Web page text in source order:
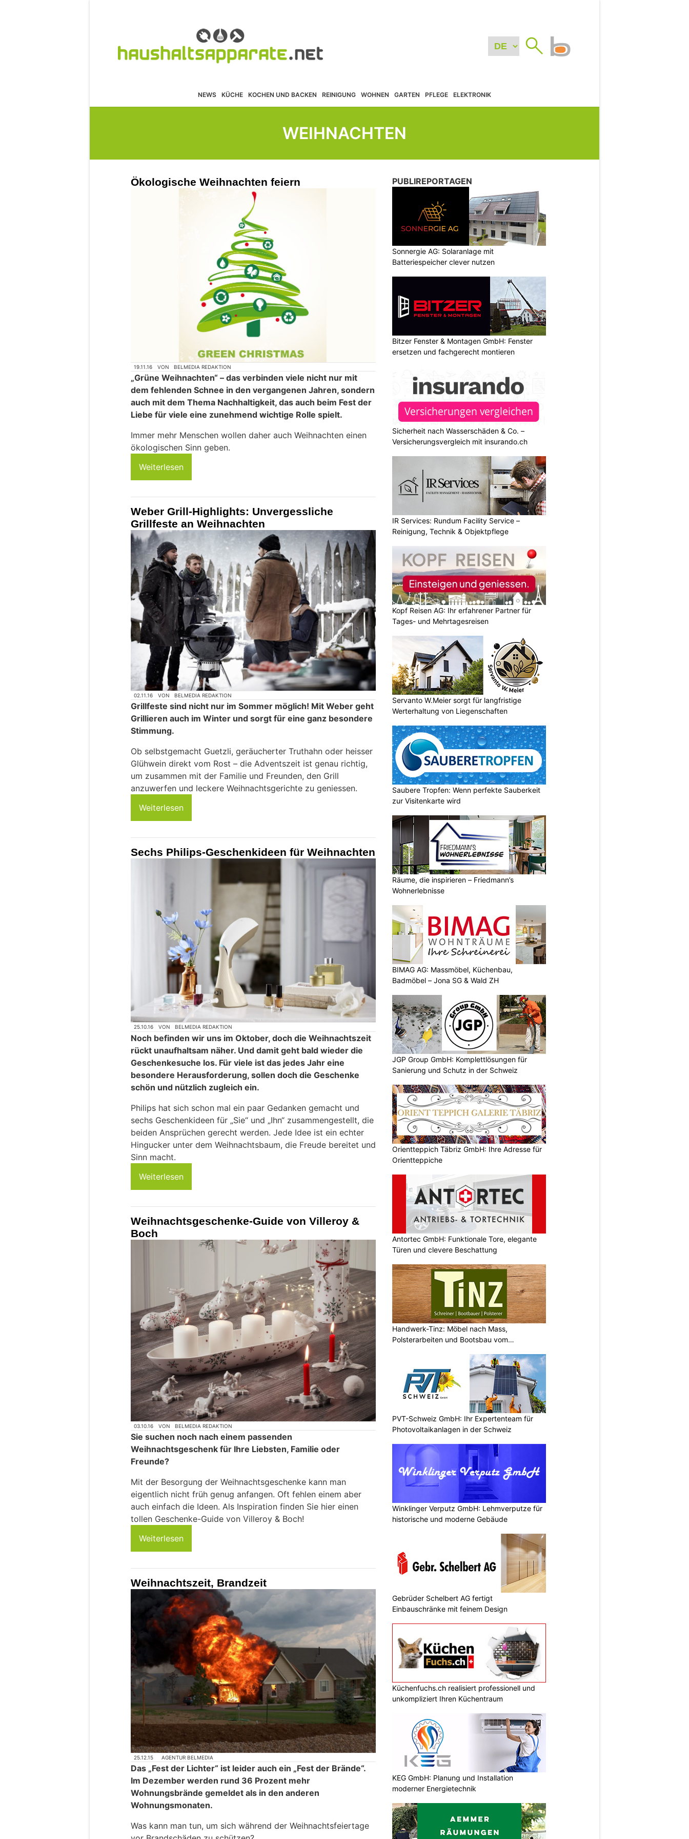
NEWS KÜCHE KOCHEN UND BACKEN REINIGUNG WOHNEN GARTEN PFLEGE ELEKTRONIK
WEIHNACHTEN
Ökologische Weihnachten feiern
19.11.16 VON BELMEDIA REDAKTION
„Grüne Weihnachten“ – das verbinden viele nicht nur mit
dem fehlenden Schnee in den vergangenen Jahren, sondern
auch mit dem Thema Nachhaltigkeit, das auch beim Fest der
Liebe für viele eine zunehmend wichtige Rolle spielt.
Immer mehr Menschen wollen daher auch Weihnachten einen
ökologischen Sinn geben.
Weiterlesen
Weber Grill-Highlights: Unvergessliche
Grillfeste an Weihnachten
02.11.16 VON BELMEDIA REDAKTION
Grillfeste sind nicht nur im Sommer möglich! Mit Weber geht
Grillieren auch im Winter und sorgt für eine ganz besondere
Stimmung.
Ob selbstgemacht Guetzli, geräucherter Truthahn oder heisser
Glühwein direkt vom Rost – die Adventszeit ist genau richtig,
um zusammen mit der Familie und Freunden, den Grill
anzuwerfen und leckere Weihnachtsgerichte zu geniessen.
Weiterlesen
Sechs Philips-Geschenkideen für Weihnachten
25.10.16 VON BELMEDIA REDAKTION
Noch befinden wir uns im Oktober, doch die Weihnachtszeit
rückt unaufhaltsam näher. Und damit geht bald wieder die
Geschenkesuche los. Für viele ist das jedes Jahr eine
besondere Herausforderung, sollen doch die Geschenke
schön und nützlich zugleich ein.
Philips hat sich schon mal ein paar Gedanken gemacht und
sechs Geschenkideen für „Sie“ und „Ihn“ zusammengestellt, die
beiden Ansprüchen gerecht werden. Jede Idee ist ein echter
Hingucker unter dem Weihnachtsbaum, die Freude bereitet und
Sinn macht.
Weiterlesen
Weihnachtsgeschenke-Guide von Villeroy &
Boch
03.10.16 VON BELMEDIA REDAKTION
Sie suchen noch nach einem passenden
Weihnachtsgeschenk für Ihre Liebsten, Familie oder
Freunde?
Mit der Besorgung der Weihnachtsgeschenke kann man
eigentlich nicht früh genug anfangen. Oft fehlen einem aber
auch einfach die Ideen. Als Inspiration finden Sie hier einen
tollen Geschenke-Guide von Villeroy & Boch!
Weiterlesen
Weihnachtszeit, Brandzeit
25.12.15 AGENTUR BELMEDIA
Das „Fest der Lichter“ ist leider auch ein „Fest der Brände“.
Im Dezember werden rund 36 Prozent mehr
Wohnungsbrände gemeldet als in den anderen
Wohnungsmonaten.
Was kann man tun, um sich während der Weihnachtsfeiertage
PUBLIREPORTAGEN
Sonnergie AG: Solaranlage mit
Batteriespeicher clever nutzen
Bitzer Fenster & Montagen GmbH: Fenster
ersetzen und fachgerecht montieren
Sicherheit nach Wasserschäden & Co. –
Versicherungsvergleich mit insurando.ch
IR Services: Rundum Facility Service –
Reinigung, Technik & Objektpflege
Kopf Reisen AG: Ihr erfahrener Partner für
Tages- und Mehrtagesreisen
Servanto W.Meier sorgt für langfristige
Werterhaltung von Liegenschaften
Saubere Tropfen: Wenn perfekte Sauberkeit
zur Visitenkarte wird
Räume, die inspirieren – Friedmann’s
Wohnerlebnisse
BIMAG AG: Massmöbel, Küchenbau,
Badmöbel – Jona SG & Wald ZH
JGP Group GmbH: Komplettlösungen für
Sanierung und Schutz in der Schweiz
Orientteppich Täbriz GmbH: Ihre Adresse für
Orientteppiche
Antortec GmbH: Funktionale Tore, elegante
Türen und clevere Beschattung
Handwerk-Tinz: Möbel nach Mass,
Polsterarbeiten und Bootsbau vom
PVT-Schweiz GmbH: Ihr Expertenteam für
Photovoltaikanlagen in der Schweiz
Winklinger Verputz GmbH: Lehmverputze für
historische und moderne Gebäude
Gebrüder Schelbert AG fertigt
Einbauschränke mit feinem Design
Küchenfuchs.ch realisiert professionell und
unkompliziert Ihren Küchentraum
KEG GmbH: Planung und Installation
moderner Energietechnik